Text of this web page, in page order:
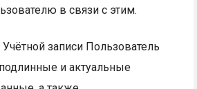
в связи с этим.
записи Пользователь
и актуальные